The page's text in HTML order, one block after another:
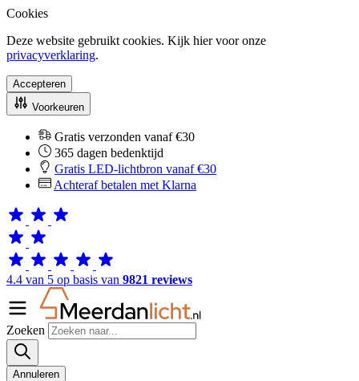
Cookies
Deze website gebruikt cookies. Kijk hier voor onze
privacyverklaring.
Accepteren
Voorkeuren
Gratis verzonden vanaf €30
365 dagen bedenktijd
Gratis LED-lichtbron vanaf €30
Achteraf betalen met Klarna
4.4 van 5 op basis van 9821 reviews
Zoeken
Annuleren